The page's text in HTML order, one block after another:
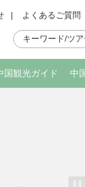
| よくあるご質問
国観光ガイド 中